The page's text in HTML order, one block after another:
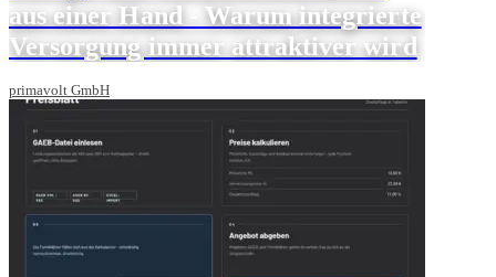
aus einer Hand - Warum integrierte
Versorgung immer attraktiver wird
primavolt GmbH